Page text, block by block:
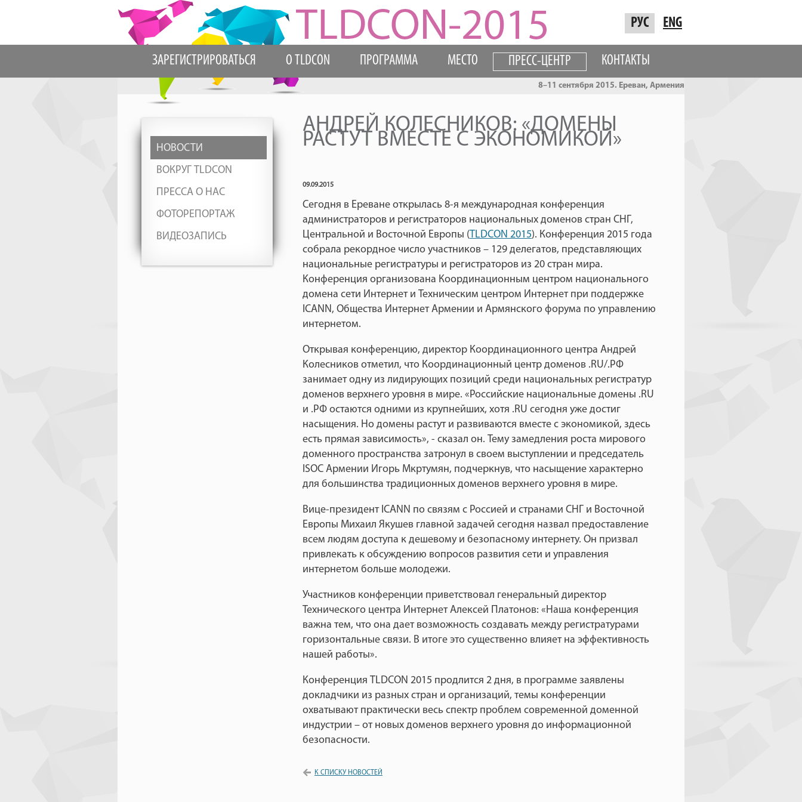
РУС ENG
ЗАРЕГИСТРИРОВАТЬСЯ О TLDCON ПРОГРАММА МЕСТО ПРЕСС-ЦЕНТР КОНТАКТЫ
8–11 сентября 2015. Ереван, Армения
НОВОСТИ
ВОКРУГ TLDCON
ПРЕССА О НАС
ФОТОРЕПОРТАЖ
ВИДЕОЗАПИСЬ
АНДРЕЙ КОЛЕСНИКОВ: «ДОМЕНЫ
РАСТУТ ВМЕСТЕ С ЭКОНОМИКОЙ»
09.09.2015
Сегодня в Ереване открылась 8-я международная конференция
администраторов и регистраторов национальных доменов стран СНГ,
Центральной и Восточной Европы (TLDCON 2015). Конференция 2015 года
собрала рекордное число участников – 129 делегатов, представляющих
национальные регистратуры и регистраторов из 20 стран мира.
Конференция организована Координационным центром национального
домена сети Интернет и Техническим центром Интернет при поддержке
ICANN, Общества Интернет Армении и Армянского форума по управлению
интернетом.
Открывая конференцию, директор Координационного центра Андрей
Колесников отметил, что Координационный центр доменов .RU/.РФ
занимает одну из лидирующих позиций среди национальных регистратур
доменов верхнего уровня в мире. «Российские национальные домены .RU
и .РФ остаются одними из крупнейших, хотя .RU сегодня уже достиг
насыщения. Но домены растут и развиваются вместе с экономикой, здесь
есть прямая зависимость», - сказал он. Тему замедления роста мирового
доменного пространства затронул в своем выступлении и председатель
ISOC Армении Игорь Мкртумян, подчеркнув, что насыщение характерно
для большинства традиционных доменов верхнего уровня в мире.
Вице-президент ICANN по связям с Россией и странами СНГ и Восточной
Европы Михаил Якушев главной задачей сегодня назвал предоставление
всем людям доступа к дешевому и безопасному интернету. Он призвал
привлекать к обсуждению вопросов развития сети и управления
интернетом больше молодежи.
Участников конференции приветствовал генеральный директор
Технического центра Интернет Алексей Платонов: «Наша конференция
важна тем, что она дает возможность создавать между регистратурами
горизонтальные связи. В итоге это существенно влияет на эффективность
нашей работы».
Конференция TLDCON 2015 продлится 2 дня, в программе заявлены
докладчики из разных стран и организаций, темы конференции
охватывают практически весь спектр проблем современной доменной
индустрии – от новых доменов верхнего уровня до информационной
безопасности.
К СПИСКУ НОВОСТЕЙ